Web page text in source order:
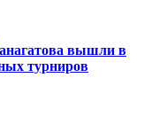
вышли в
турниров